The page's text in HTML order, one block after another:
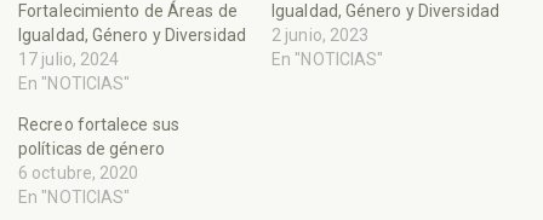
Fortalecimiento de Áreas de
Igualdad, Género y Diversidad
17 julio, 2024
En "NOTICIAS"
Igualdad, Género y Diversidad
2 junio, 2023
En "NOTICIAS"
Recreo fortalece sus
políticas de género
6 octubre, 2020
En "NOTICIAS"